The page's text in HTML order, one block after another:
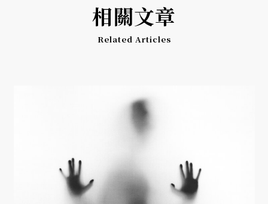
相關文章
Related Articles